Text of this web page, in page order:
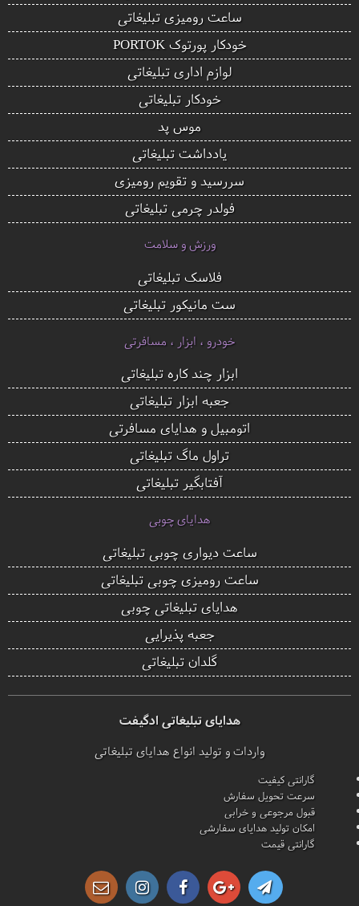
ساعت رومیزی تبلیغاتی
خودکار پورتوک PORTOK
لوازم اداری تبلیغاتی
خودکار تبلیغاتی
موس پد
یادداشت تبلیغاتی
سررسید و تقویم رومیزی
فولدر چرمی تبلیغاتی
ورزش و سلامت
فلاسک تبلیغاتی
ست مانیکور تبلیغاتی
خودرو ، ابزار ، مسافرتی
ابزار چند کاره تبلیغاتی
جعبه ابزار تبلیغاتی
اتومبیل و هدایای مسافرتی
تراول ماگ تبلیغاتی
آفتابگیر تبلیغاتی
هدایای چوبی
ساعت دیواری چوبی تبلیغاتی
ساعت رومیزی چوبی تبلیغاتی
هدایای تبلیغاتی چوبی
جعبه پذیرایی
گلدان تبلیغاتی
هدایای تبلیغاتی ادگیفت
واردات و تولید انواع هدایای تبلیغاتی
گارانتی کیفیت
سرعت تحویل سفارش
قبول مرجوعی و خرابی
امکان تولید هدایای سفارشی
گارانتی قیمت